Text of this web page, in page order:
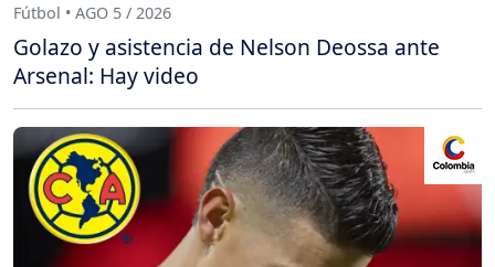
Fútbol • AGO 5 / 2026
Golazo y asistencia de Nelson Deossa ante
Arsenal: Hay video